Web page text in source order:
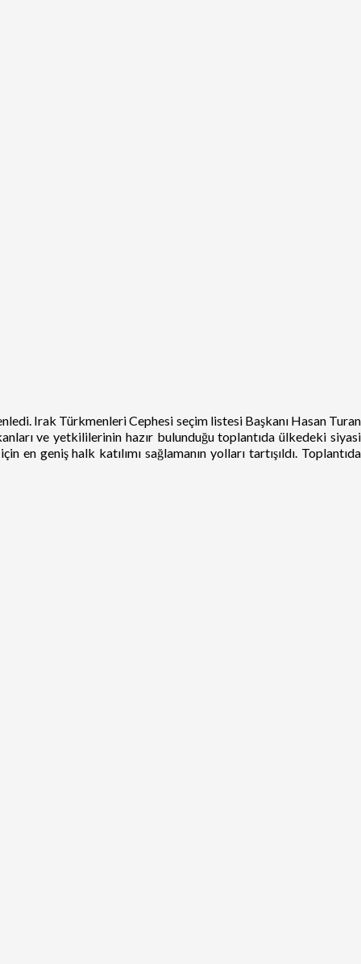
Irak Türkmenleri Cephesi seçim listesi Başkanı Hasan Turan
ve yetkililerinin hazır bulunduğu toplantıda ülkedeki siyasi
geniş halk katılımı sağlamanın yolları tartışıldı. Toplantıda